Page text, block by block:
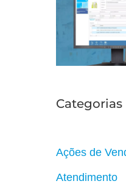
Categorias
Ações de
Atendimento